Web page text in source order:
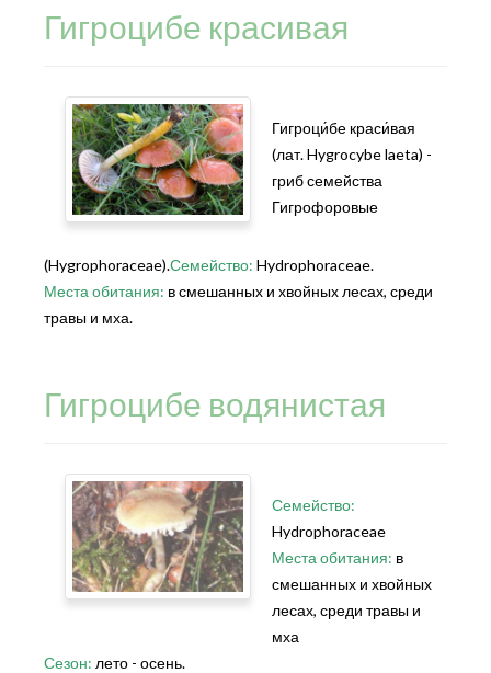
Гигроцибе красивая
Гигроци́бе краси́вая
(лат. Hygrocybe laeta) -
гриб семейства
Гигрофоровые
(Hygrophoraceae).Семейство: Hydrophoraceae.
Места обитания: в смешанных и хвойных лесах, среди
травы и мха.
Гигроцибе водянистая
Семейство:
Hydrophoraceae
Места обитания: в
смешанных и хвойных
лесах, среди травы и
мха
Сезон: лето - осень.